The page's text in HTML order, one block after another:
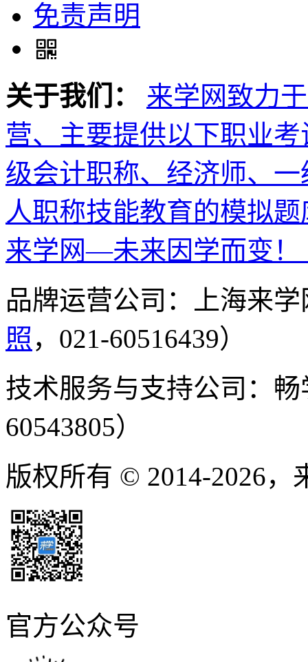
免责声明
关于我们：
来学网致力
营、主要提供以下职业
级会计职称、经济师、
人职称技能教育的模拟
来学网—未来因学而变！
品牌运营公司：上海来
照 ，021-60516439）
技术服务与支持公司：
60543805）
版权所有 © 2014-2026，
官方公众号